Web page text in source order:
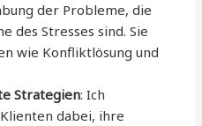
der Probleme, die
des Stresses sind. Sie
wie Konfliktlösung und
Strategien: Ich
dabei, ihre